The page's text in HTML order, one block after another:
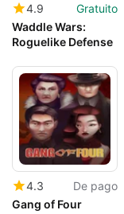
4.9
Gratuito
Waddle Wars:
Roguelike Defense
4.3
De pago
Gang of Four